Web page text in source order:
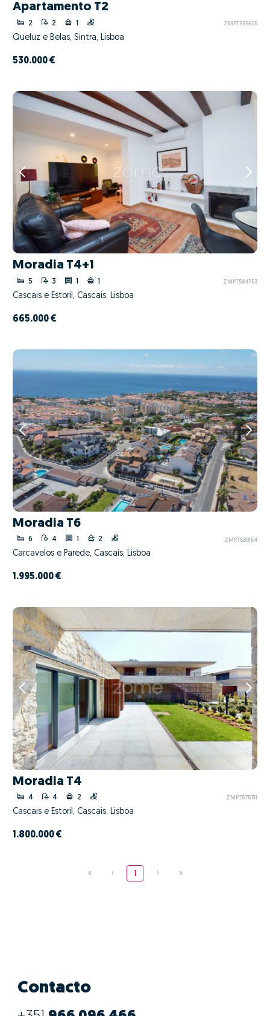
Apartamento T2
2 2 1 ZMPT585605
Queluz e Belas, Sintra, Lisboa
530.000 €
Moradia T4+1
5 3 1 1 ZMPT584753
Cascais e Estoril, Cascais, Lisboa
665.000 €
Moradia T6
6 4 2 ZMPT580164
Carcavelos e Parede, Cascais, Lisboa
1.995.000 €
Moradia T4
4 4 2 ZMPT575711
Cascais e Estoril, Cascais, Lisboa
1.800.000 €
« ‹ 1 › »
Contacto